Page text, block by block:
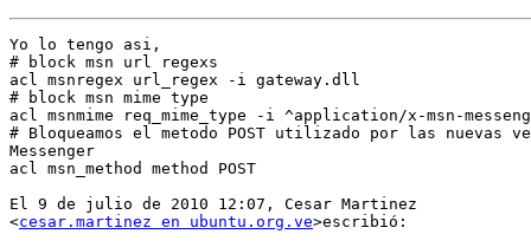
Yo lo tengo asi,
# block msn url regexs
acl msnregex url_regex -i gateway.dll
# block msn mime type
acl msnmime req_mime_type -i ^application/x-msn-
# Bloqueamos el metodo POST utilizado por las nuevas
Messenger
acl msn_method method POST
El 9 de julio de 2010 12:07, Cesar Martinez
<cesar.martinez en ubuntu.org.ve>escribió: